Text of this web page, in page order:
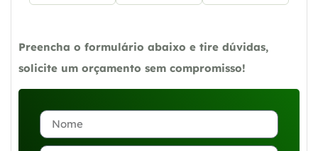
Preencha o formulário abaixo e tire dúvidas,
solicite um orçamento sem compromisso!